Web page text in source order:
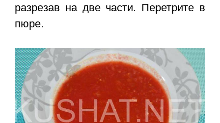
разрезав на две части. Перетрите в
пюре.